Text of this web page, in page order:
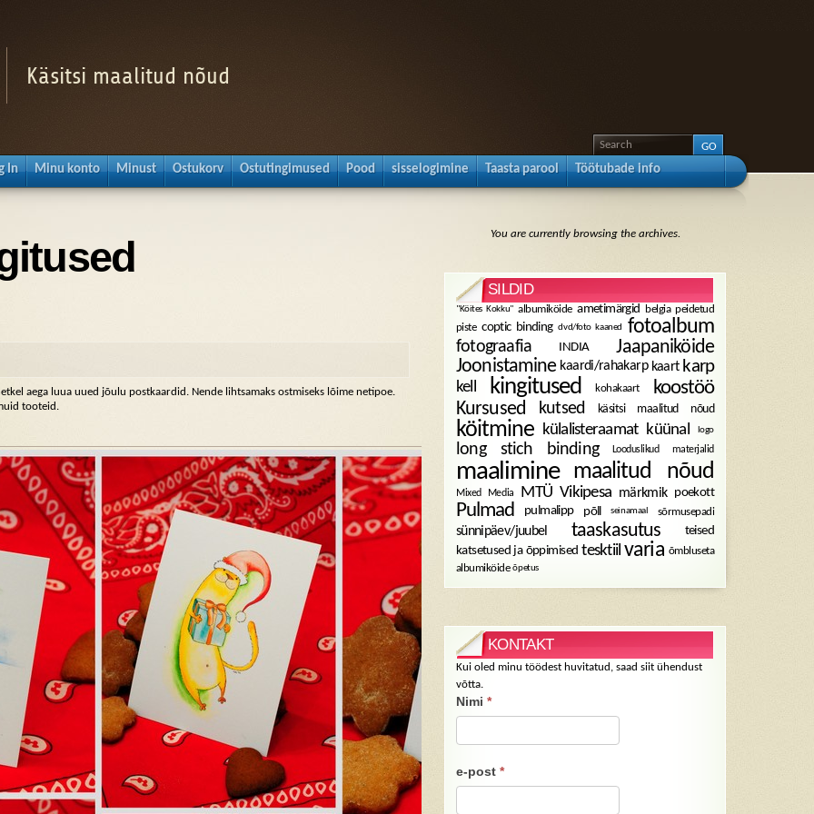
Käsitsi maalitud nõud
In Minu konto Minust Ostukorv Ostutingimused Pood sisselogimine Taasta parool Töötubade info
aega luua uued jõulu postkaardid. Nende lihtsamaks ostmiseks lõime netipoe.
tooteid.
You are currently browsing the archives.
SILDID
"Köites Kokku" albumiköide ametimärgid
belgia peidetud
piste coptic binding dvd/foto kaaned fotoalbum
fotograafia INDIA
Jaapaniköide
Joonistamine kaardi/rahakarp kaart karp
kell kingitused kohakaart koostöö
Kursused kutsed käsitsi maalitud nõud
köitmine külalisteraamat küünal logo
long stich binding Looduslikud materjalid
maalimine maalitud nõud
Mixed Media MTÜ Vikipesa märkmik poekott
Pulmad pulmalipp põll seinamaal sõrmusepadi
sünnipäev/juubel taaskasutus
teised
katsetused ja õppimised tesktiil varia õmbluseta
albumiköide õpetus
KONTAKT
Kui oled minu töödest huvitatud, saad siit ühendust
võtta.
Nimi *
e-post *